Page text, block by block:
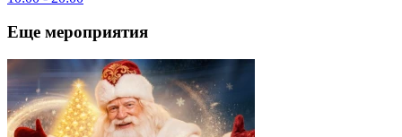
Еще мероприятия